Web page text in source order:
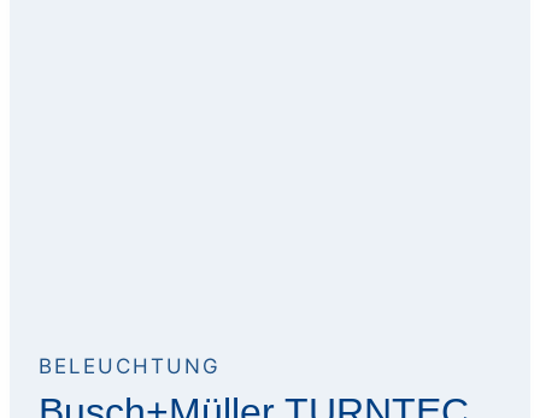
BELEUCHTUNG